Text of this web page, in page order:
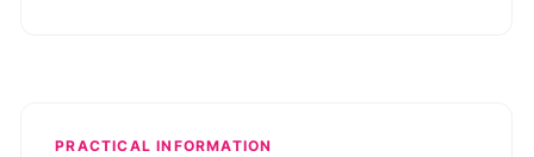
PRACTICAL INFORMATION